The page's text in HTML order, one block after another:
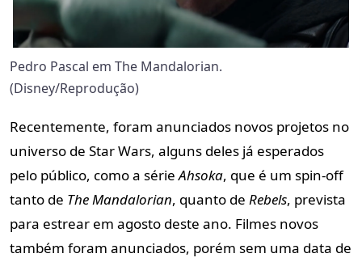
Pedro Pascal em The Mandalorian.
(Disney/Reprodução)
Recentemente, foram anunciados novos projetos no
universo de Star Wars, alguns deles já esperados
pelo público, como a sérieAhsoka, que é um spin-off
tanto de The Mandalorian, quanto de Rebels, prevista
para estrear em agosto deste ano. Filmes novos
também foram anunciados, porém sem uma data de